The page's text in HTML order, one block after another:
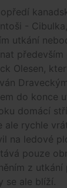
-
utkání
především
Olesen,
do konce
domácí
ale rychle
na ledové
pouze
z
se ale blíží.